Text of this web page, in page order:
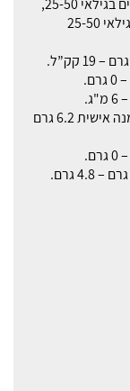
שהם 1000% מהקצובה היומית המומלצת לנשים בגילאי 25-50,
סך פחמימות (גרם) מתוכן: 100 גרם – 0 גרם. מנה אישית 6.2 גרם